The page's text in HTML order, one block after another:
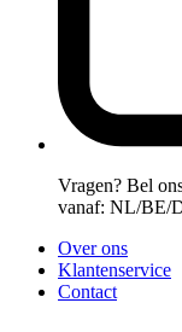
Vragen? Bel
vanaf: NL/
Over ons
Klantenservice
Contact